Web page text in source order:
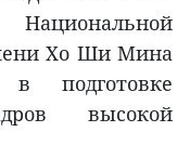
Хо Ши Мина
в подготовке
высокой